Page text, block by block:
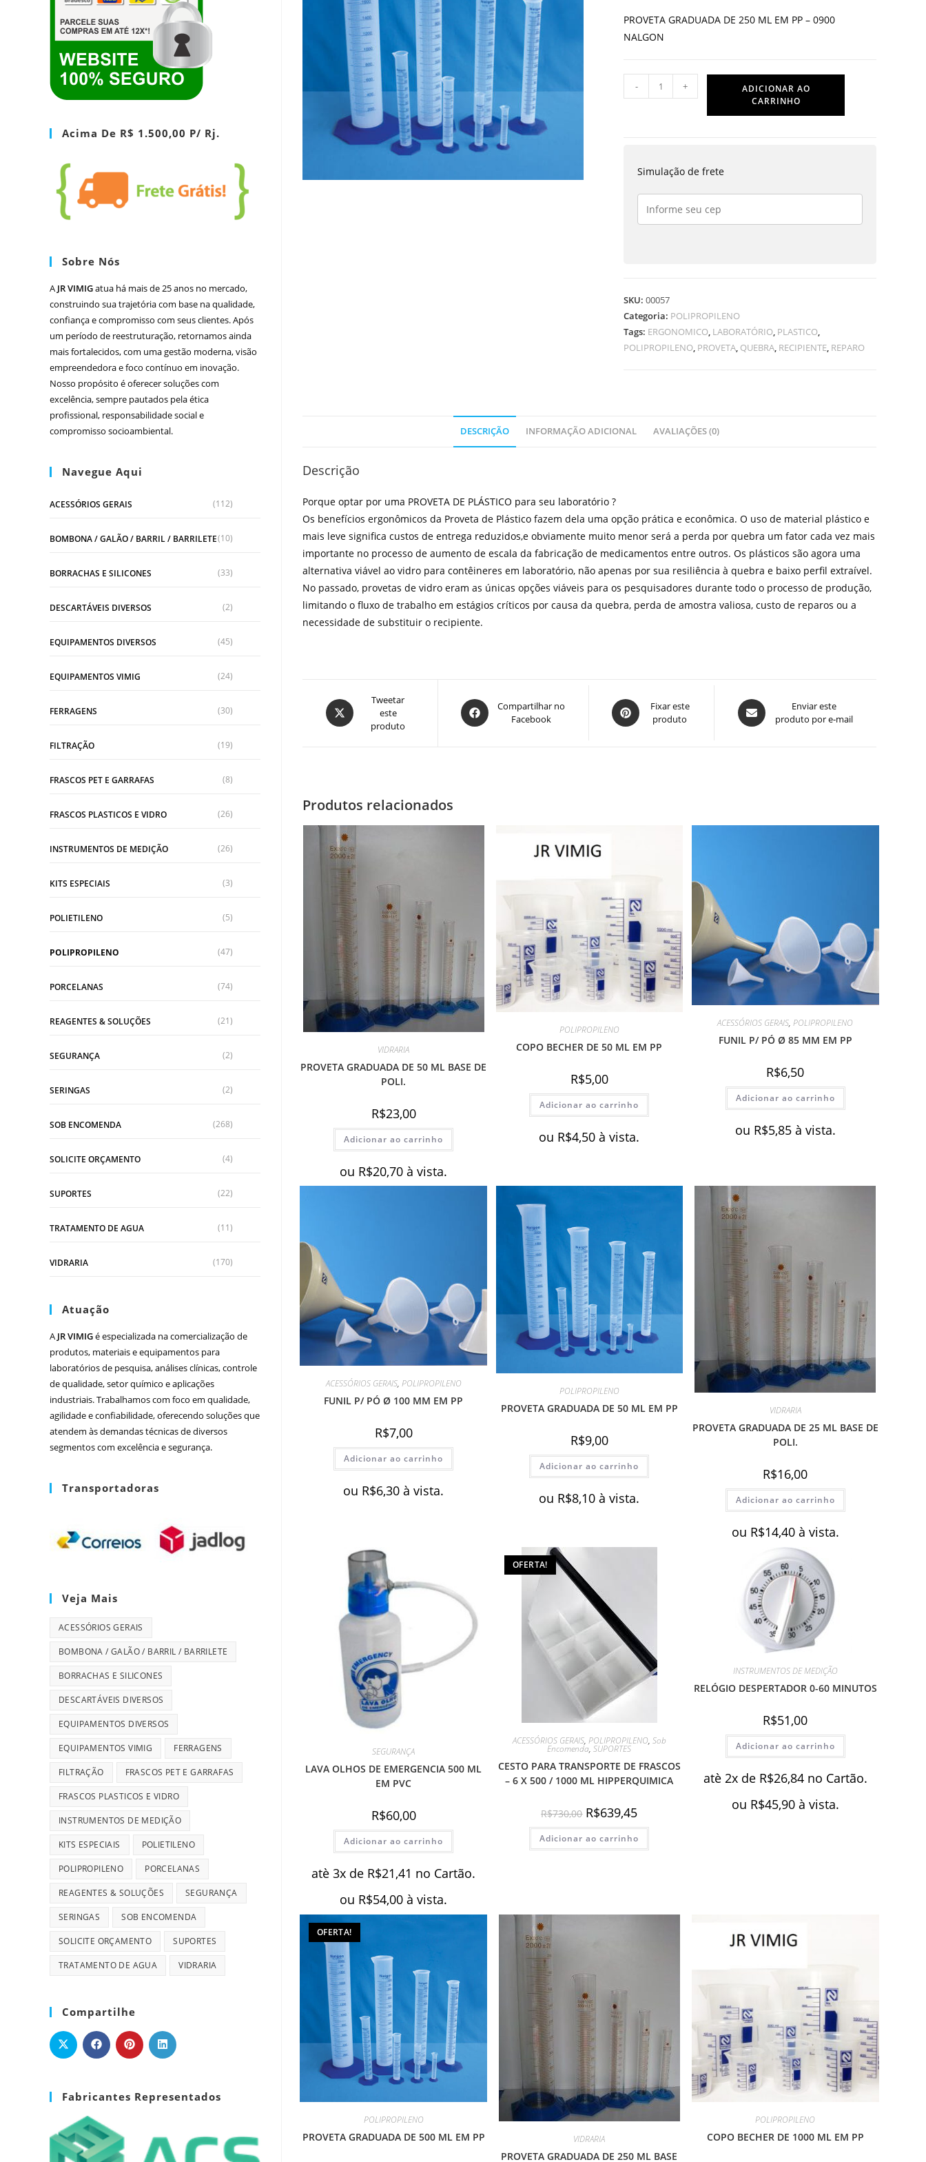
R$15,00. R$12,00.
PROVETA GRADUADA DE 250 ML EM PP – 0900
NALGON
PROVETA
GRADUADA
quantidade
- +
ADICIONAR AO
CARRINHO
Simulação de frete
SKU:00057
Categoria: POLIPROPILENO
Tags: ERGONOMICO, LABORATÓRIO, PLASTICO,
POLIPROPILENO, PROVETA, QUEBRA, RECIPIENTE, REPARO
DESCRIÇÃO INFORMAÇÃO ADICIONAL AVALIAÇÕES (0)
Descrição
Porque optar por uma PROVETA DE PLÁSTICO para seu laboratório ?
Os benefícios ergonômicos da Proveta de Plástico fazem dela uma opção prática e econômica. O uso de material plástico e
mais leve significa custos de entrega reduzidos,e obviamente muito menor será a perda por quebra um fator cada vez mais
importante no processo de aumento de escala da fabricação de medicamentos entre outros. Os plásticos são agora uma
alternativa viável ao vidro para contêineres em laboratório, não apenas por sua resiliência à quebra e baixo perfil extraível.
No passado, provetas de vidro eram as únicas opções viáveis ​​para os pesquisadores durante todo o processo de produção,
limitando o fluxo de trabalho em estágios críticos por causa da quebra, perda de amostra valiosa, custo de reparos ou a
necessidade de substituir o recipiente.
Abre
em
uma
Tweetar
este
produto
Abre
em
Compartilhar no
Facebook
Abre
em
Fixar este
produto
Abre
em
Enviar este
produto por e-mail
Produtos relacionados
VIDRARIA
PROVETA GRADUADA DE 50 ML BASE DE
POLI.
R$23,00
Adicionar ao carrinho
ou R$20,70 à vista.
POLIPROPILENO
COPO BECHER DE 50 ML EM PP
R$5,00
Adicionar ao carrinho
ou R$4,50 à vista.
ACESSÓRIOS GERAIS,POLIPROPILENO
FUNIL P/ PÓ Ø 85 MM EM PP
R$6,50
Adicionar ao carrinho
ou R$5,85 à vista.
ACESSÓRIOS GERAIS, POLIPROPILENO
FUNIL P/ PÓ Ø 100 MM EM PP
R$7,00
Adicionar ao carrinho
ou R$6,30 à vista.
POLIPROPILENO
PROVETA GRADUADA DE 50 ML EM PP
R$9,00
Adicionar ao carrinho
ou R$8,10 à vista.
VIDRARIA
PROVETA GRADUADA DE 25 ML BASE DE
POLI.
R$16,00
Adicionar ao carrinho
ou R$14,40 à vista.
SEGURANÇA
LAVA OLHOS DE EMERGENCIA 500 ML
EM PVC
R$60,00
Adicionar ao carrinho
atè 3x de R$21,41 no Cartão.
ou R$54,00 à vista.
OFERTA!
ACESSÓRIOS GERAIS, POLIPROPILENO, Sob
Encomenda,SUPORTES
CESTO PARA TRANSPORTE DE FRASCOS
– 6 X 500 / 1000 ML HIPPERQUIMICA
R$730,00 O
preço
original
era:
R$730,00.
R$639,45preço
atual
é:
R$639,45.
Adicionar ao carrinho
INSTRUMENTOS DE MEDIÇÃO
RELÓGIO DESPERTADOR 0-60 MINUTOS
R$51,00
Adicionar ao carrinho
atè 2x de R$26,84 no Cartão.
ou R$45,90 à vista.
OFERTA!
POLIPROPILENO
PROVETA GRADUADA DE 500 ML EM PP VIDRARIA
PROVETA GRADUADA DE 250 ML BASE
POLIPROPILENO
COPO BECHER DE 1000 ML EM PP
Acima De R$ 1.500,00 P/ Rj.
Sobre Nós
A JR VIMIGatua há mais de 25 anos no mercado,
construindo sua trajetória com base na qualidade,
confiança e compromisso com seus clientes. Após
um período de reestruturação, retornamos ainda
mais fortalecidos, com uma gestão moderna, visão
empreendedora e foco contínuo em inovação.
Nosso propósito é oferecer soluções com
excelência, sempre pautados pela ética
profissional, responsabilidade social e
compromisso socioambiental.
Navegue Aqui
ACESSÓRIOS GERAIS (112)
BOMBONA / GALÃO / BARRIL / BARRILETE(10)
BORRACHAS E SILICONES (33)
DESCARTÁVEIS DIVERSOS (2)
EQUIPAMENTOS DIVERSOS (45)
EQUIPAMENTOS VIMIG (24)
FERRAGENS (30)
FILTRAÇÃO (19)
FRASCOS PET E GARRAFAS (8)
FRASCOS PLASTICOS E VIDRO (26)
INSTRUMENTOS DE MEDIÇÃO (26)
KITS ESPECIAIS (3)
POLIETILENO (5)
POLIPROPILENO (47)
PORCELANAS (74)
REAGENTES & SOLUÇÕES (21)
SEGURANÇA (2)
SERINGAS (2)
SOB ENCOMENDA (268)
SOLICITE ORÇAMENTO (4)
SUPORTES (22)
TRATAMENTO DE AGUA (11)
VIDRARIA (170)
Atuação
A JR VIMIGé especializada na comercialização de
produtos, materiais e equipamentos para
laboratórios de pesquisa, análises clínicas, controle
de qualidade, setor químico e aplicações
industriais. Trabalhamos com foco em qualidade,
agilidade e confiabilidade, oferecendo soluções que
atendem às demandas técnicas de diversos
segmentos com excelência e segurança.
Transportadoras
Veja Mais
ACESSÓRIOS GERAIS
BOMBONA / GALÃO / BARRIL / BARRILETE
BORRACHAS E SILICONES
DESCARTÁVEIS DIVERSOS
EQUIPAMENTOS DIVERSOS
EQUIPAMENTOS VIMIG FERRAGENS
FILTRAÇÃO FRASCOS PET E GARRAFAS
FRASCOS PLASTICOS E VIDRO
INSTRUMENTOS DE MEDIÇÃO
KITS ESPECIAIS POLIETILENO
POLIPROPILENO PORCELANAS
REAGENTES & SOLUÇÕES SEGURANÇA
SERINGAS SOB ENCOMENDA
SOLICITE ORÇAMENTO SUPORTES
TRATAMENTO DE AGUA VIDRARIA
Compartilhe
Fabricantes Representados